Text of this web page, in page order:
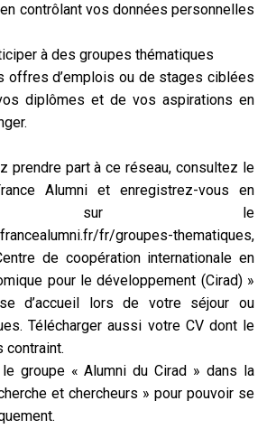
contrôlant vos données personnelles
à des groupes thématiques
offres d’emplois ou de stages ciblées
diplômes et de vos aspirations en
prendre part à ce réseau, consultez le
Alumni et enregistrez-vous en
sur le
fr/groupes-thematiques,
de coopération internationale en
pour le développement (Cirad) »
d’accueil lors de votre séjour ou
Télécharger aussi votre CV dont le
contraint.
groupe « Alumni du Cirad » dans la
et chercheurs » pour pouvoir se